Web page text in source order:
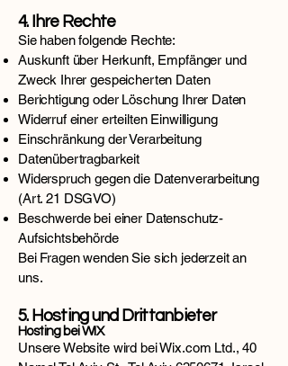
4. Ihre Rechte
Sie haben folgende Rechte:
Auskunft über Herkunft, Empfänger und
Zweck Ihrer gespeicherten Daten
Berichtigung oder Löschung Ihrer Daten
Widerruf einer erteilten Einwilligung
Einschränkung der Verarbeitung
Datenübertragbarkeit
Widerspruch gegen die Datenverarbeitung
(Art. 21 DSGVO)
Beschwerde bei einer Datenschutz-
Aufsichtsbehörde
Bei Fragen wenden Sie sich jederzeit an
uns.
5. Hosting und Drittanbieter
Hosting bei WIX
Unsere Website wird bei Wix.com Ltd., 40